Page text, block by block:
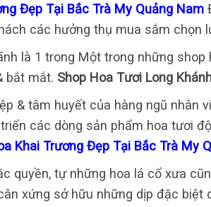
Đẹp Tại Bắc Trà My Quảng Nam
các hưởng thụ mua sắm chọn
là 1 trong Một trong những
bắt mắt. Shop Hoa Tươi Long
& tâm huyết của hàng ngũ nhân
các dòng sản phẩm hoa tươi
Khai Trương Đẹp Tại Bắc Trà My
quyền, tự những hoa lá cổ xưa
xứng sở hữu những dịp đặc